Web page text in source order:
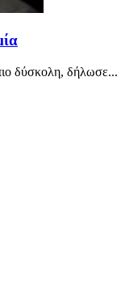
δύσκολη, δήλωσε...